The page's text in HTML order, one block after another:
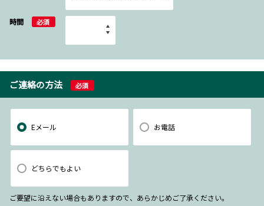
時間 必須
ご連絡の方法 必須
Eメール お電話
どちらでもよい
ご要望に沿えない場合もありますので、あらかじめご了承ください。